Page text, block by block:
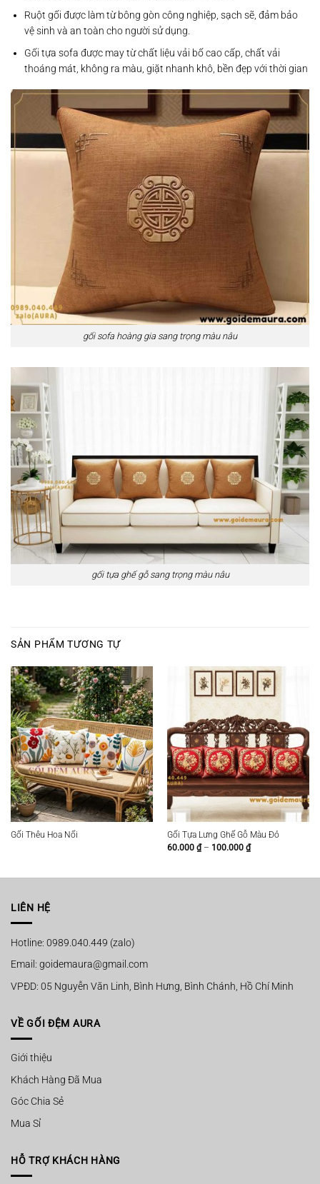
Ruột gối được làm từ bông gòn công nghiệp, sạch sẽ, đảm bảo
vệ sinh và an toàn cho người sử dụng.
Gối tựa sofa được may từ chất liệu vải bố cao cấp, chất vải
thoáng mát, không ra màu, giặt nhanh khô, bền đẹp với thời gian
gối sofa hoàng gia sang trọng màu nâu
gối tựa ghế gỗ sang trọng màu nâu
SẢN PHẨM TƯƠNG TỰ
Gối Thêu Hoa Nổi
Gối Tựa Lưng Ghế Gỗ Màu Đỏ
60.000 ₫ – 100.000 ₫Khoảng
giá:
đến
LIÊN HỆ
Hotline: 0989.040.449 (zalo)
Email: goidemaura@gmail.com
VPĐD: 05 Nguyễn Văn Linh, Bình Hưng, Bình Chánh, Hồ Chí Minh
VỀ GỐI ĐỆM AURA
Giới thiệu
Khách Hàng Đã Mua
Góc Chia Sẻ
Mua Sỉ
HỖ TRỢ KHÁCH HÀNG